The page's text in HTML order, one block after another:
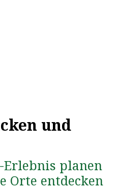
und
planen
Orte entdecken